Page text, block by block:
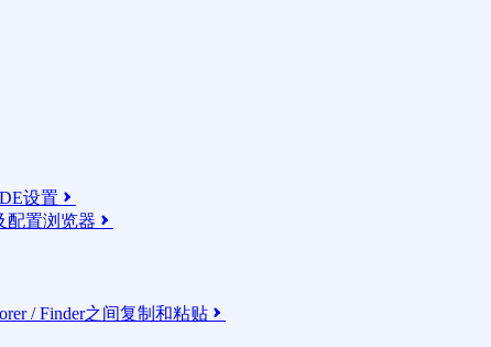
设置 
配置浏览器 
/ Finder之间复制和粘贴 